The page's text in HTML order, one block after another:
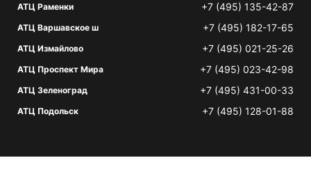
АТЦ Раменки +7 (495) 135-42-87
АТЦ Варшавское ш +7 (495) 182-17-65
АТЦ Измайлово +7 (495) 021-25-26
АТЦ Проспект Мира +7 (495) 023-42-98
АТЦ Зеленоград +7 (495) 431-00-33
АТЦ Подольск +7 (495) 128-01-88